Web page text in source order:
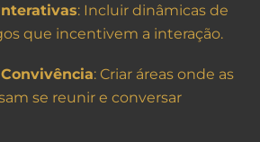
: Incluir dinâmicas de
que incentivem a interação.
: Criar áreas onde as
se reunir e conversar